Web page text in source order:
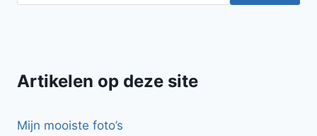
Artikelen op deze site
Mijn mooiste foto’s